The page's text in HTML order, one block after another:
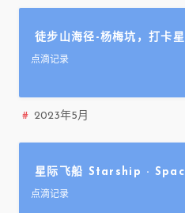
徒步山海径-杨梅坑，打卡
点滴记录
2023年5月
星际飞船 Starship ·
点滴记录